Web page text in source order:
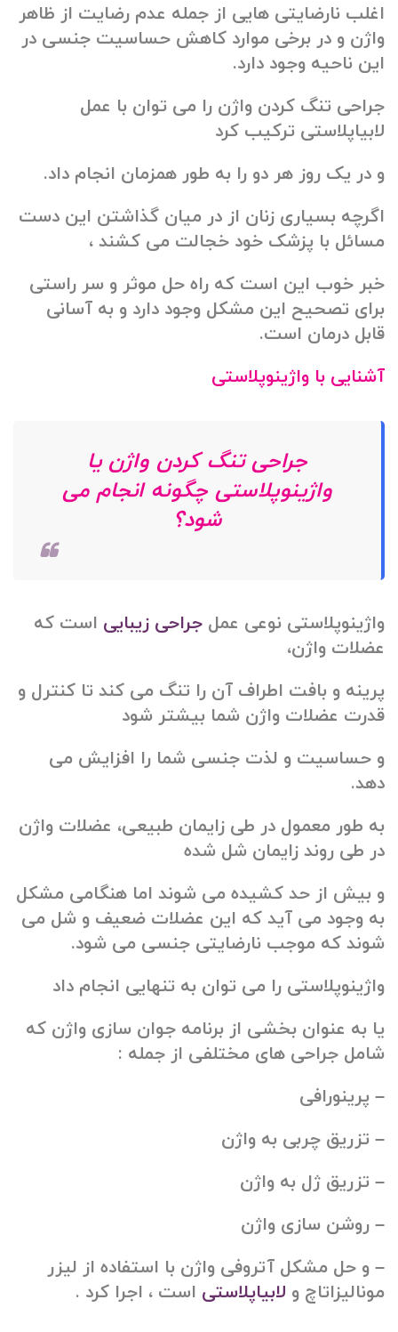
اغلب نارضایتی هایی از جمله عدم رضایت از ظاهر
واژن و در برخی موارد کاهش حساسیت جنسی در
این ناحیه وجود دارد.
جراحی تنگ کردن واژن را می توان با عمل
لابیاپلاستی ترکیب کرد
و در یک روز هر دو را به طور همزمان انجام داد.
اگرچه بسیاری زنان از در میان گذاشتن این دست
مسائل با پزشک خود خجالت می کشند ،
خبر خوب این است که راه حل موثر و سر راستی
برای تصحیح این مشکل وجود دارد و به آسانی
قابل درمان است.
آشنایی با واژینوپلاستی
جراحی تنگ کردن واژن یا
واژینوپلاستی چگونه انجام می
شود؟
واژینوپلاستی نوعی عمل جراحی زیبایی است که
عضلات واژن،
پرینه و بافت اطراف آن را تنگ می کند تا کنترل و
قدرت عضلات واژن شما بیشتر شود
و حساسیت و لذت جنسی شما را افزایش می
دهد.
به طور معمول در طی زایمان طبیعی، عضلات واژن
در طی روند زایمان شل شده
و بیش از حد کشیده می شوند اما هنگامی مشکل
به وجود می آید که این عضلات ضعیف و شل می
شوند که موجب نارضایتی جنسی می شود.
واژینوپلاستی را می توان به تنهایی انجام داد
یا به عنوان بخشی از برنامه جوان سازی واژن که
شامل جراحی های مختلفی از جمله :
– پرینورافی
– تزریق چربی به واژن
– تزریق ژل به واژن
– روشن سازی واژن
– و حل مشکل آتروفی واژن با استفاده از لیزر
مونالیزاتاچ و لابیاپلاستی است ، اجرا کرد .